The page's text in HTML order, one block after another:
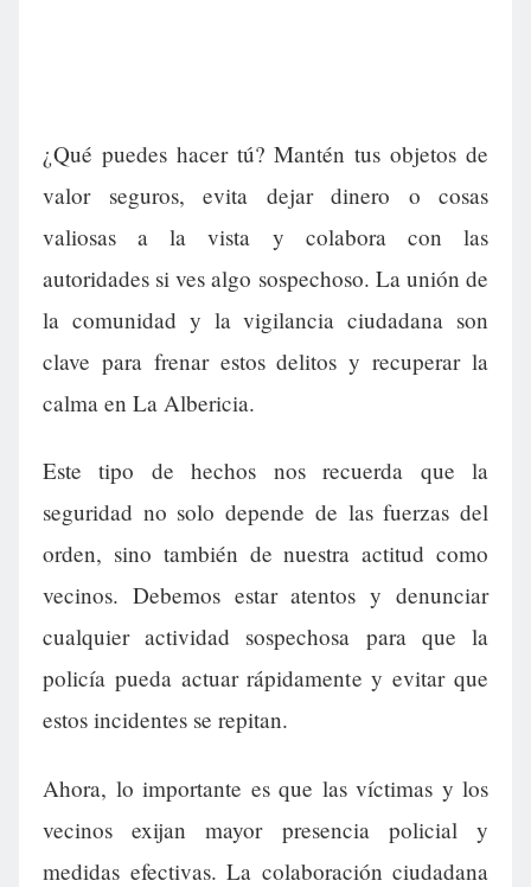
¿Qué puedes hacer tú? Mantén tus objetos de
valor seguros, evita dejar dinero o cosas
valiosas a la vista y colabora con las
autoridades si ves algo sospechoso. La unión de
la comunidad y la vigilancia ciudadana son
clave para frenar estos delitos y recuperar la
calma en La Albericia.
Este tipo de hechos nos recuerda que la
seguridad no solo depende de las fuerzas del
orden, sino también de nuestra actitud como
vecinos. Debemos estar atentos y denunciar
cualquier actividad sospechosa para que la
policía pueda actuar rápidamente y evitar que
estos incidentes se repitan.
Ahora, lo importante es que las víctimas y los
vecinos exijan mayor presencia policial y
medidas efectivas. La colaboración ciudadana